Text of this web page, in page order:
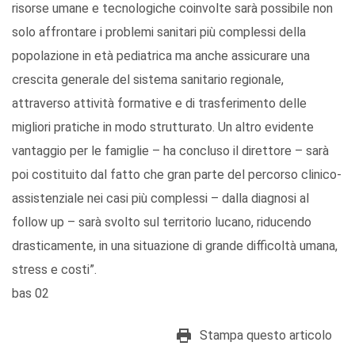
risorse umane e tecnologiche coinvolte sarà possibile non
solo affrontare i problemi sanitari più complessi della
popolazione in età pediatrica ma anche assicurare una
crescita generale del sistema sanitario regionale,
attraverso attività formative e di trasferimento delle
migliori pratiche in modo strutturato. Un altro evidente
vantaggio per le famiglie – ha concluso il direttore – sarà
poi costituito dal fatto che gran parte del percorso clinico-
assistenziale nei casi più complessi – dalla diagnosi al
follow up – sarà svolto sul territorio lucano, riducendo
drasticamente, in una situazione di grande difficoltà umana,
stress e costi”.
bas 02
Stampa questo articolo